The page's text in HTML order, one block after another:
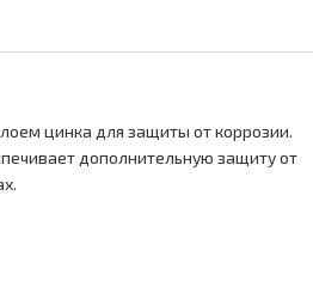
цинка для защиты от коррозии.
дополнительную защиту от